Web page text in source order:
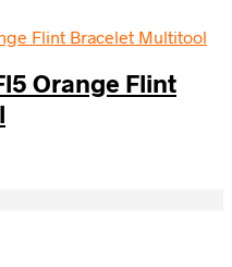
Orange Flint